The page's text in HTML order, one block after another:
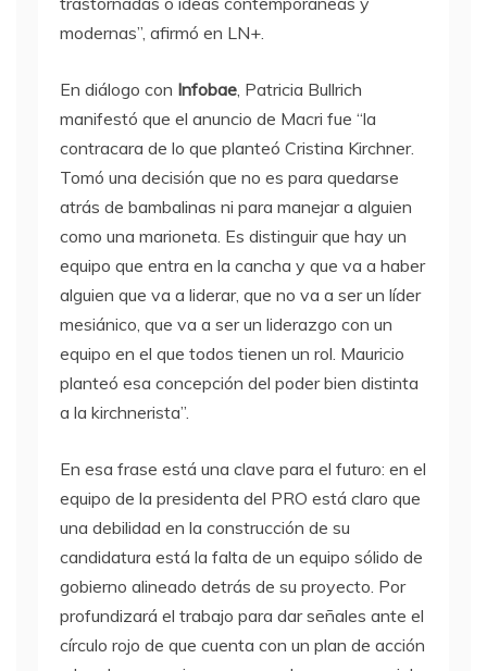
modernas”, afirmó en LN+.
En diálogo con Infobae , Patricia Bullrich
manifestó que el anuncio de Macri fue “la
contracara de lo que planteó Cristina Kirchner.
Tomó una decisión que no es para quedarse
atrás de bambalinas ni para manejar a alguien
como una marioneta. Es distinguir que hay un
equipo que entra en la cancha y que va a haber
alguien que va a liderar, que no va a ser un líder
mesiánico, que va a ser un liderazgo con un
equipo en el que todos tienen un rol. Mauricio
planteó esa concepción del poder bien distinta
a la kirchnerista”.
En esa frase está una clave para el futuro: en el
equipo de la presidenta del PRO está claro que
una debilidad en la construcción de su
candidatura está la falta de un equipo sólido de
gobierno alineado detrás de su proyecto. Por
profundizará el trabajo para dar señales ante el
círculo rojo de que cuenta con un plan de acción